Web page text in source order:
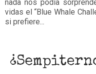
nada nos podía
vidas el “Blue Whale
si prefiere...